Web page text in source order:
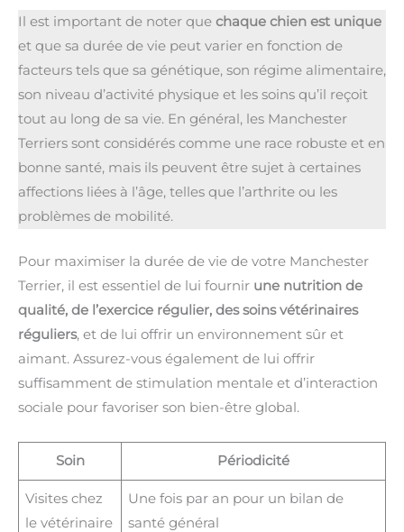
Il est important de noter que chaque chien est unique
et que sa durée de vie peut varier en fonction de
facteurs tels que sa génétique, son régime alimentaire,
son niveau d’activité physique et les soins qu’il reçoit
tout au long de sa vie. En général, les Manchester
Terriers sont considérés comme une race robuste et en
bonne santé, mais ils peuvent être sujet à certaines
affections liées à l’âge, telles que l’arthrite ou les
problèmes de mobilité.
Pour maximiser la durée de vie de votre Manchester
Terrier, il est essentiel de lui fournir une nutrition de
qualité, de l’exercice régulier, des soins vétérinaires
réguliers, et de lui offrir un environnement sûr et
aimant. Assurez-vous également de lui offrir
suffisamment de stimulation mentale et d’interaction
sociale pour favoriser son bien-être global.
Soin Périodicité
Visites chez
le vétérinaire
Une fois par an pour un bilan de
santé général